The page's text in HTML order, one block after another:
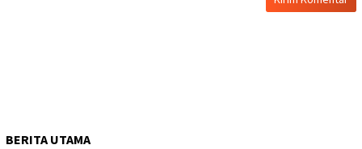
BERITA UTAMA